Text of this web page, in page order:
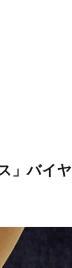
」バイ